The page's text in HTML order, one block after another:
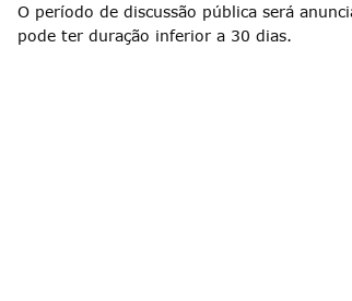
O período de discussão pública será
pode ter duração inferior a 30 dias.